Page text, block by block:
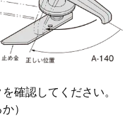
確認してください。
）